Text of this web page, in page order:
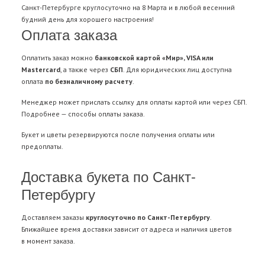
Санкт-Петербурге круглосуточно на 8 Марта и в любой весенний
будний день для хорошего настроения!
Оплата заказа
Оплатить заказ можно банковской картой «Мир», VISA или
Mastercard, а также через СБП. Для юридических лиц доступна
оплата по безналичному расчету.
Менеджер может прислать ссылку для оплаты картой или через СБП.
Подробнее — способы оплаты заказа.
Букет и цветы резервируются после получения оплаты или
предоплаты.
Доставка букета по Санкт-
Петербургу
Доставляем заказы круглосуточно по Санкт-Петербургу.
Ближайшее время доставки зависит от адреса и наличия цветов
в момент заказа.